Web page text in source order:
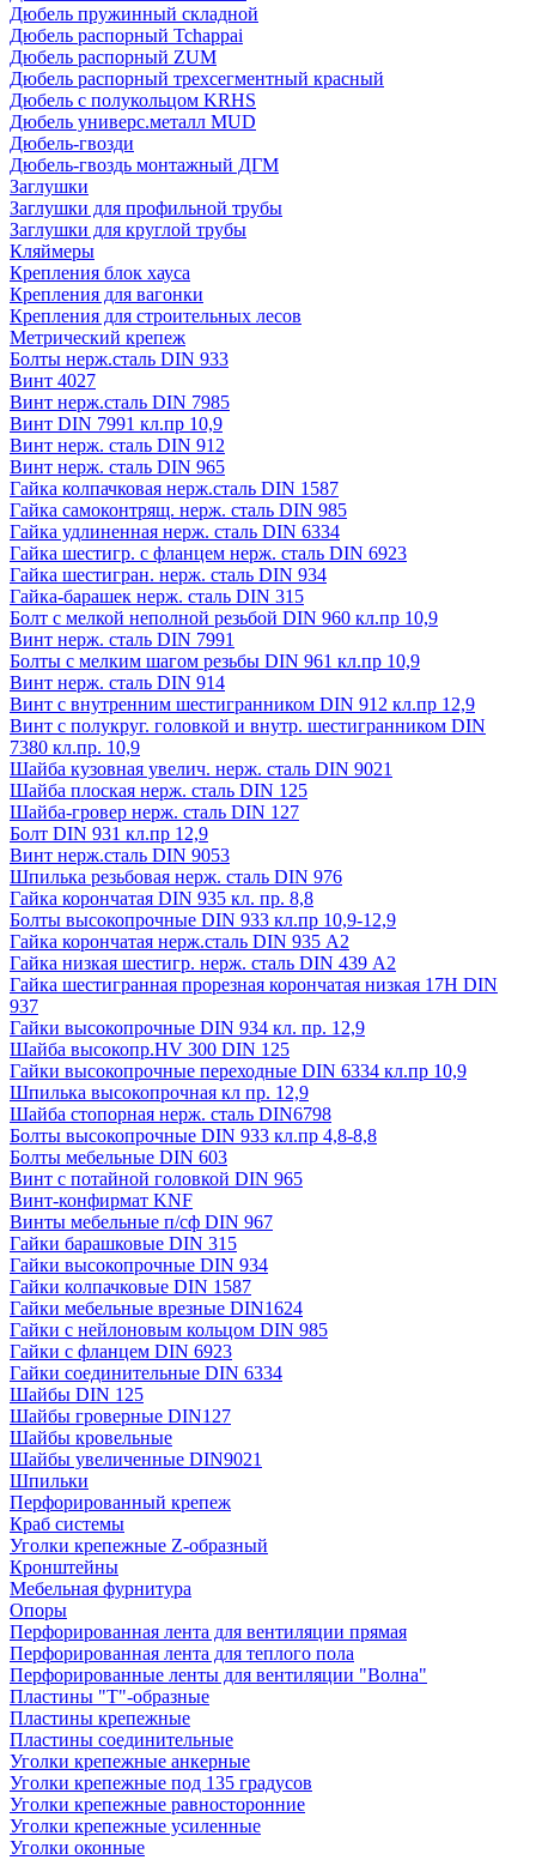
Дюбель пружинный складной
Дюбель распорный Tchappai
Дюбель распорный ZUM
Дюбель распорный трехсегментный красный
Дюбель с полукольцом KRHS
Дюбель универс.металл MUD
Дюбель-гвозди
Дюбель-гвоздь монтажный ДГМ
Заглушки
Заглушки для профильной трубы
Заглушки для круглой трубы
Кляймеры
Крепления блок хауса
Крепления для вагонки
Крепления для строительных лесов
Метрический крепеж
Болты нерж.сталь DIN 933
Винт 4027
Винт нерж.сталь DIN 7985
Винт DIN 7991 кл.пр 10,9
Винт нерж. сталь DIN 912
Винт нерж. сталь DIN 965
Гайка колпачковая нерж.сталь DIN 1587
Гайка самоконтрящ. нерж. сталь DIN 985
Гайка удлиненная нерж. сталь DIN 6334
Гайка шестигр. с фланцем нерж. сталь DIN 6923
Гайка шестигран. нерж. сталь DIN 934
Гайка-барашек нерж. сталь DIN 315
Болт с мелкой неполной резьбой DIN 960 кл.пр 10,9
Винт нерж. сталь DIN 7991
Болты с мелким шагом резьбы DIN 961 кл.пр 10,9
Винт нерж. сталь DIN 914
Винт с внутренним шестигранником DIN 912 кл.пр 12,9
Винт с полукруг. головкой и внутр. шестигранником DIN
7380 кл.пр. 10,9
Шайба кузовная увелич. нерж. сталь DIN 9021
Шайба плоская нерж. сталь DIN 125
Шайба-гровер нерж. сталь DIN 127
Болт DIN 931 кл.пр 12,9
Винт нерж.сталь DIN 9053
Шпилька резьбовая нерж. сталь DIN 976
Гайка корончатая DIN 935 кл. пр. 8,8
Болты высокопрочные DIN 933 кл.пр 10,9-12,9
Гайка корончатая нерж.сталь DIN 935 А2
Гайка низкая шестигр. нерж. сталь DIN 439 А2
Гайка шестигранная прорезная корончатая низкая 17H DIN
937
Гайки высокопрочные DIN 934 кл. пр. 12,9
Шайба высокопр.HV 300 DIN 125
Гайки высокопрочные переходные DIN 6334 кл.пр 10,9
Шпилька высокопрочная кл пр. 12,9
Шайба стопорная нерж. сталь DIN6798
Болты высокопрочные DIN 933 кл.пр 4,8-8,8
Болты мебельные DIN 603
Винт с потайной головкой DIN 965
Винт-конфирмат KNF
Винты мебельные п/сф DIN 967
Гайки барашковые DIN 315
Гайки высокопрочные DIN 934
Гайки колпачковые DIN 1587
Гайки мебельные врезные DIN1624
Гайки с нейлоновым кольцом DIN 985
Гайки с фланцем DIN 6923
Гайки соединительные DIN 6334
Шайбы DIN 125
Шайбы гроверные DIN127
Шайбы кровельные
Шайбы увеличенные DIN9021
Шпильки
Перфорированный крепеж
Краб системы
Уголки крепежные Z-образный
Кронштейны
Мебельная фурнитура
Опоры
Перфорированная лента для вентиляции прямая
Перфорированная лента для теплого пола
Перфорированные ленты для вентиляции "Волна"
Пластины "Т"-образные
Пластины крепежные
Пластины соединительные
Уголки крепежные анкерные
Уголки крепежные под 135 градусов
Уголки крепежные равносторонние
Уголки крепежные усиленные
Уголки оконные